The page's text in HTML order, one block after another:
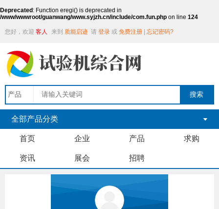
Deprecated : Function eregi() is deprecated in
/www/wwwroot/guanwang/www.syjzh.cn/include/com.fun.php on line 124
您好，欢迎 客人 来到 质能启迹 请 登录 或 免费注册 忘记密码?
全部产品分类
首页 企业 产品 求购
资讯 展会 招聘